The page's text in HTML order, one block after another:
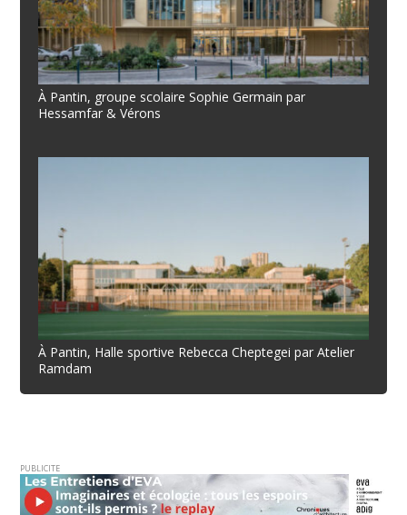
À Pantin, groupe scolaire Sophie Germain par
Hessamfar & Vérons
À Pantin, Halle sportive Rebecca Cheptegei par Atelier
Ramdam
PUBLICITE